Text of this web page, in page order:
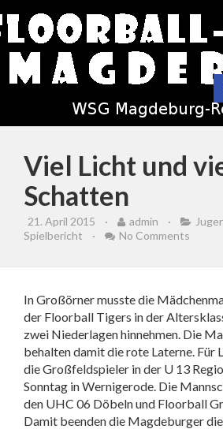
Viel Licht und
Schatten
21. April 2015 · admin ·
Spielbericht
· No Comments
In Großörner musste die
der Floorball Tigers in der
zwei Niederlagen hinnehmen. Die
behalten damit die rote Laterne. Für
die Großfeldspieler in der U 13
Sonntag in Wernigerode. Die
den UHC 06 Döbeln und Floorball
Damit beenden die Magdeburger